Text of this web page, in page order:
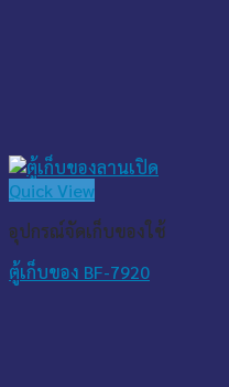
Quick View
อุปกรณ์จัดเก็บของใช้
ตู้เก็บของ BF-7920